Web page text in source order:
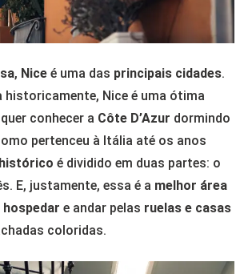
, Nice é uma das principais cidades.
historicamente, Nice é uma ótima
conhecer a Côte D’Azur dormindo
pertenceu à Itália até os anos
é dividido em duas partes: o
E, justamente, essa é a melhor área
hospedar e andar pelas ruelas e casas
coloridas.